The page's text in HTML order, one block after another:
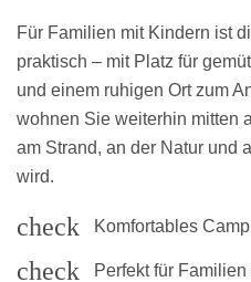
Für Familien mit Kindern ist
praktisch – mit Platz für
und einem ruhigen Ort zum
wohnen Sie weiterhin mitten
am Strand, an der Natur und
wird.
check Komfortables
check Perfekt für